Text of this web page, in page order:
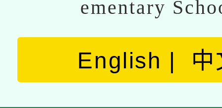
ementary
English 中